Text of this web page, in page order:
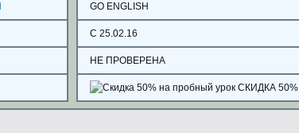
GO ENGLISH
С 25.02.16
НЕ ПРОВЕРЕНА
СКИДКА 50%